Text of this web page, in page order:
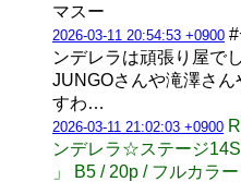
マスー
2026-03-11 20:54:53 +0900
ンデレラは頑張り屋で
JUNGOさんや滝澤さ
すわ…
2026-03-11 21:02:03 +0900
ンデレラ☆ステージ
」 B5 / 20p / フルカラ